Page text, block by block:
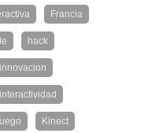
Francia
hack
innovacion
interactividad
Kinect